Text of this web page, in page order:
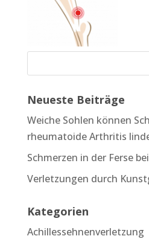
Neueste Beiträge
Weiche Sohlen können
rheumatoide Arthritis
Schmerzen in der Ferse
Verletzungen durch
Kategorien
Achillessehnenverletzung